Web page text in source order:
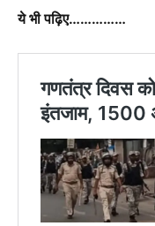
ये भी पढ़िए……………